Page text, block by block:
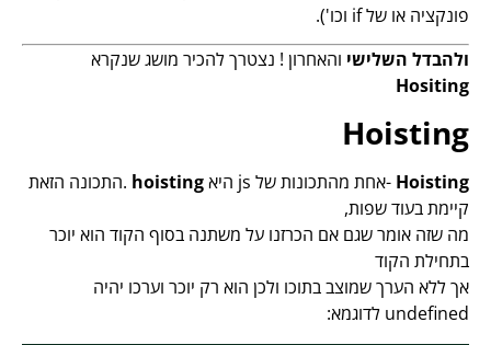
פונקציה או של if וכו').
ולהבדל השלישי והאחרון ! נצטרך להכיר מושג שנקרא
Hositing
Hoisting
Hoisting -אחת מהתכונות של js היא hoisting .התכונה הזאת
קיימת בעוד שפות,
מה שזה אומר שגם אם הכרזנו על משתנה בסוף הקוד הוא יוכר
בתחילת הקוד
אך ללא הערך שמוצב בתוכו ולכן הוא רק יוכר וערכו יהיה
undefined לדוגמא: